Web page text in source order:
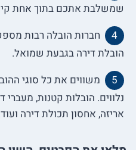
שמשלבת אתכם בתוך אחת
חברות הובלה רבות
הובלת דירה בגבעת שמואל.
משווים את כל סוגי
נלווים. הובלות קטנות, מעברי
אריזה, אחסון תכולת דירה